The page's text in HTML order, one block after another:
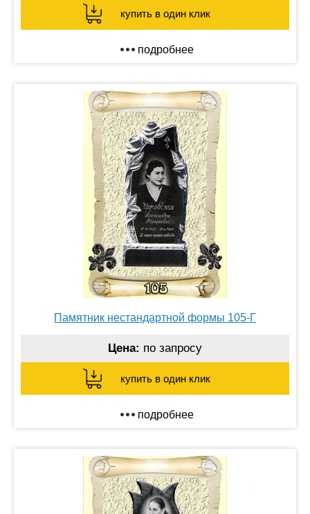
купить в один клик
подробнее
Памятник нестандартной формы 105-Г
Цена: по запросу
купить в один клик
подробнее